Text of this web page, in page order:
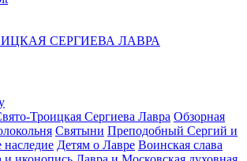
СЕРГИЕВА ЛАВРА
Троицкая Сергиева Лавра Обзорная
Святыни Преподобный Сергий и
наследие Детям о Лавре Воинская слава